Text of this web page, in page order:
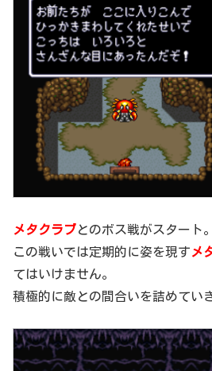
メタクラブとのボス戦がスタート。
この戦いでは定期的に姿を現す メ
てはいけません。
積極的に敵との間合いを詰めてい